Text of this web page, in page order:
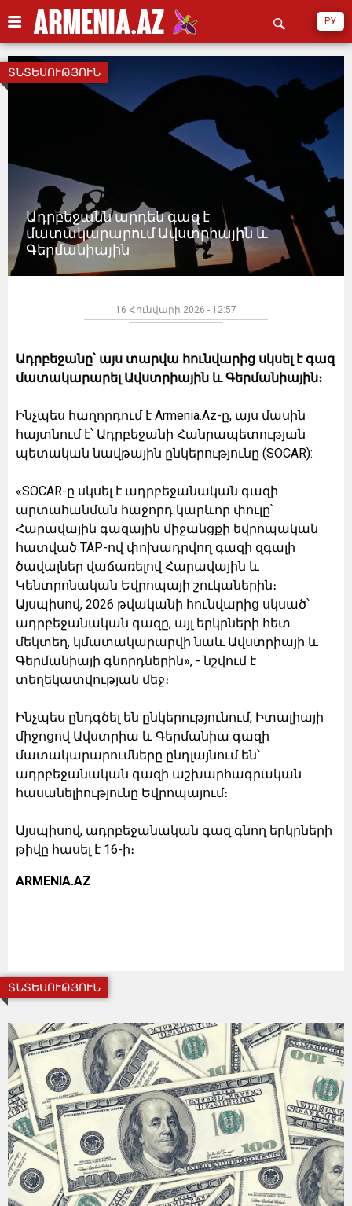
РУ
Ադրբեջանն արդեն գազ է
մատակարարում Ավստրիային և
Գերմանիային
ՏՆՏԵՍՈՒԹՅՈՒՆ
16 Հունվարի 2026 - 12:57
Ադրբեջանը՝ այս տարվա հունվարից սկսել է գազ
մատակարարել Ավստրիային և Գերմանիային։
Ինչպես հաղորդում է Armenia.Az-ը, այս մասին
հայտնում է՝ Ադրբեջանի Հանրապետության
պետական նավթային ընկերությունը (SOCAR):
«SOCAR-ը սկսել է ադրբեջանական գազի
արտահանման հաջորդ կարևոր փուլը՝
Հարավային գազային միջանցքի եվրոպական
հատված TAP-ով փոխադրվող գազի զգալի
ծավալներ վաճառելով Հարավային և
Կենտրոնական Եվրոպայի շուկաներին։
Այսպիսով, 2026 թվականի հունվարից սկսած՝
ադրբեջանական գազը, այլ երկրների հետ
մեկտեղ, կմատակարարվի նաև Ավստրիայի և
Գերմանիայի գնորդներին», - նշվում է
տեղեկատվության մեջ։
Ինչպես ընդգծել են ընկերությունում, Իտալիայի
միջոցով Ավստրիա և Գերմանիա գազի
մատակարարումները ընդլայնում են՝
ադրբեջանական գազի աշխարհագրական
հասանելիությունը Եվրոպայում։
Այսպիսով, ադրբեջանական գազ գնող երկրների
թիվը հասել է 16-ի։
ARMENIA.AZ
ՏՆՏԵՍՈՒԹՅՈՒՆ